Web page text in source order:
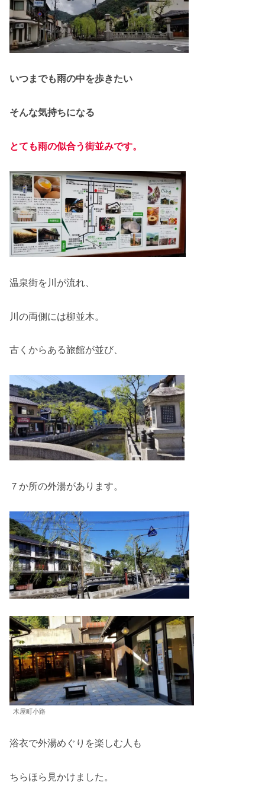
いつまでも雨の中を歩きたい
そんな気持ちになる
とても雨の似合う街並みです。
温泉街を川が流れ、
川の両側には柳並木。
古くからある旅館が並び、
７か所の外湯があります。
木屋町小路
浴衣で外湯めぐりを楽しむ人も
ちらほら見かけました。